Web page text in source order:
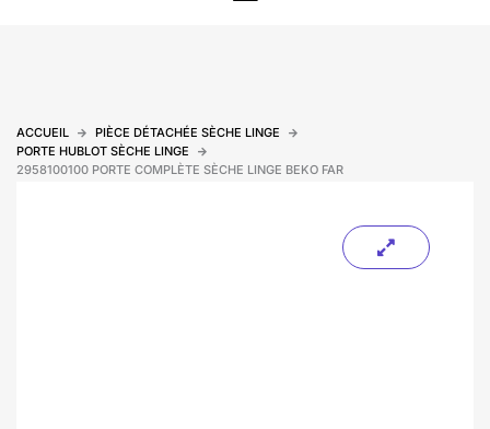
ACCUEIL
PIÈCE DÉTACHÉE SÈCHE LINGE
PORTE HUBLOT SÈCHE LINGE
2958100100 PORTE COMPLÈTE SÈCHE LINGE BEKO FAR